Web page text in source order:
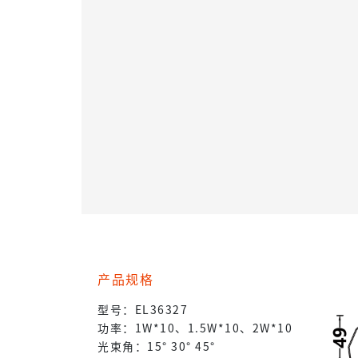
产品规格
型号：EL36327
功率：1W*10、1.5W*10、2W*10
光束角：15° 30° 45°